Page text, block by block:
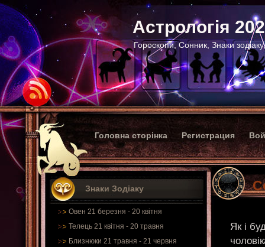
Астрологія
Гороскопи, Сонник, Знаки
Головна сторінка Регистрация
Знаки Зодіаку
Овен 21 березня - 20 квітня
Телець 21 квітня - 20 травня
Близнюки 21 травня - 21 червня
Як і